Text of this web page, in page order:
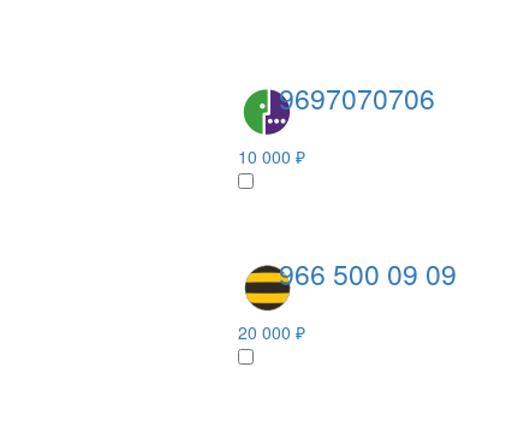
9697070706
10 000 ₽
966 500 09 09
20 000 ₽